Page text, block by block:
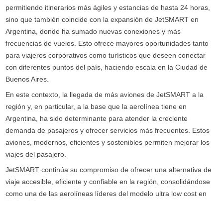
permitiendo itinerarios más ágiles y estancias de hasta 24 horas,
sino que también coincide con la expansión de JetSMART en
Argentina, donde ha sumado nuevas conexiones y más
frecuencias de vuelos. Esto ofrece mayores oportunidades tanto
para viajeros corporativos como turísticos que deseen conectar
con diferentes puntos del país, haciendo escala en la Ciudad de
Buenos Aires.
En este contexto, la llegada de más aviones de JetSMART a la
región y, en particular, a la base que la aerolínea tiene en
Argentina, ha sido determinante para atender la creciente
demanda de pasajeros y ofrecer servicios más frecuentes. Estos
aviones, modernos, eficientes y sostenibles permiten mejorar los
viajes del pasajero.
JetSMART continúa su compromiso de ofrecer una alternativa de
viaje accesible, eficiente y confiable en la región, consolidándose
como una de las aerolíneas líderes del modelo ultra low cost en